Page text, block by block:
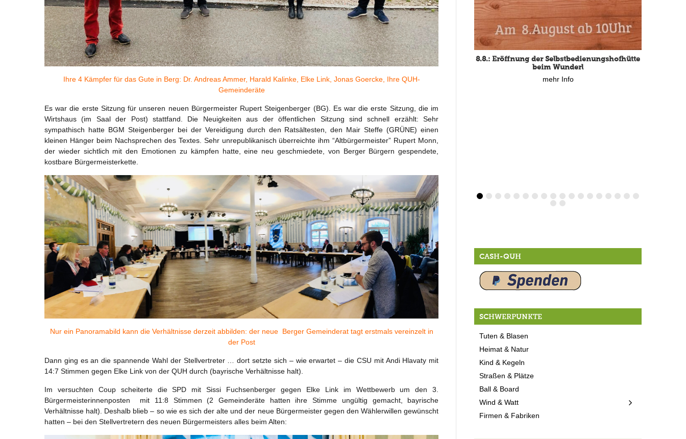
Ihre 4 Kämpfer für das Gute in Berg: Dr. Andreas Ammer, Harald Kalinke, Elke Link, Jonas Goercke, Ihre QUH-
Gemeinderäte
Es war die erste Sitzung für unseren neuen Bürgermeister Rupert Steigenberger (BG). Es war die erste Sitzung, die im
Wirtshaus (im Saal der Post) stattfand. Die Neuigkeiten aus der öffentlichen Sitzung sind schnell erzählt: Sehr
sympathisch hatte BGM Steigenberger bei der Vereidigung durch den Ratsältesten, den Mair Steffe (GRÜNE) einen
kleinen Hänger beim Nachsprechen des Textes. Sehr unrepublikanisch überreichte ihm “Altbürgermeister” Rupert Monn,
der wieder sichtlich mit den Emotionen zu kämpfen hatte, eine neu geschmiedete, von Berger Bürgern gespendete,
kostbare Bürgermeisterkette.
Nur ein Panoramabild kann die Verhältnisse derzeit abbilden: der neue Berger Gemeinderat tagt erstmals vereinzelt in
der Post
Dann ging es an die spannende Wahl der Stellvertreter … dort setzte sich – wie erwartet – die CSU mit Andi Hlavaty mit
14:7 Stimmen gegen Elke Link von der QUH durch (bayrische Verhältnisse halt).
Im versuchten Coup scheiterte die SPD mit Sissi Fuchsenberger gegen Elke Link im Wettbewerb um den 3.
Bürgermeisterinnenposten mit 11:8 Stimmen (2 Gemeinderäte hatten ihre Stimme ungültig gemacht, bayrische
Verhältnisse halt). Deshalb blieb – so wie es sich der alte und der neue Bürgermeister gegen den Wählerwillen gewünscht
hatten – bei den Stellvertretern des neuen Bürgermeisters alles beim Alten:
8.8.: Eröffnung der Selbstbedienungshofhütte
beim Wunderl
mehr Info
CASH-QUH
SCHWERPUNKTE
Tuten & Blasen
Heimat & Natur
Kind & Kegeln
Straßen & Plätze
Ball & Board
Wind & Watt
Firmen & Fabriken